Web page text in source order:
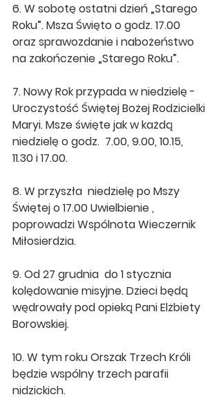
6. W sobotę ostatni dzień „Starego
Roku”. Msza Święto o godz. 17.00
oraz sprawozdanie i nabożeństwo
na zakończenie „Starego Roku”.
7. Nowy Rok przypada w niedzielę -
Uroczystość Świętej Bożej Rodzicielki
Maryi. Msze święte jak w każdą
niedzielę o godz.  7.00, 9.00, 10.15,
11.30 i 17.00.
8. W przyszła  niedzielę po Mszy
Świętej o 17.00 Uwielbienie ,
poprowadzi Wspólnota Wieczernik
Miłosierdzia.
9. Od 27 grudnia  do 1 stycznia
kolędowanie misyjne. Dzieci będą
wędrowały pod opieką Pani Elżbiety
Borowskiej.
10. W tym roku Orszak Trzech Króli
będzie wspólny trzech parafii
nidzickich.